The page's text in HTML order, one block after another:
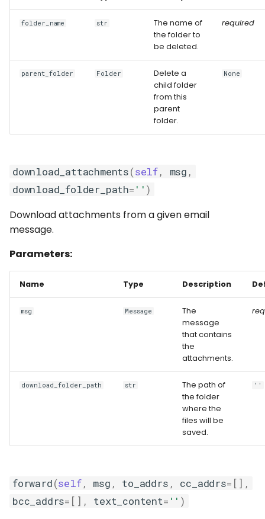
folder_name str
The name of
the folder to
be deleted.
required
parent_folder Folder
Delete a
child folder
from this
parent
folder.
None
download_attachments(self, msg ,
download_folder_path= '' )
Download attachments from a given email
message.
Parameters:
Name Type Description
msg Message
The
message
that contains
the
attachments.
download_folder_path str
The path of
the folder
where the
files will be
saved.
''
forward(self, msg , to_addrs , cc_addrs= [],
bcc_addrs= [], text_content= '' )